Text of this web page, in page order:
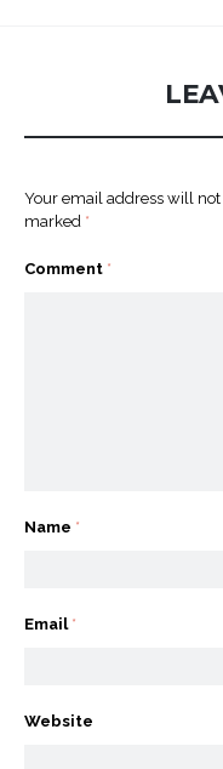
Your email address will
marked *
Comment *
Name *
Email *
Website